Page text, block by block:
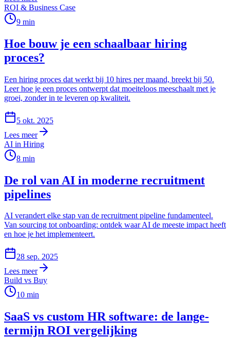
ROI & Business Case
9 min
Hoe bouw je een schaalbaar hiring
proces?
Een hiring proces dat werkt bij 10 hires per maand, breekt bij 50.
Leer hoe je een proces ontwerpt dat moeiteloos meeschaalt met je
groei, zonder in te leveren op kwaliteit.
5 okt. 2025
Lees meer
AI in Hiring
8 min
De rol van AI in moderne recruitment
pipelines
AI verandert elke stap van de recruitment pipeline fundamenteel.
Van sourcing tot onboarding: ontdek waar AI de meeste impact heeft
en hoe je het implementeert.
28 sep. 2025
Lees meer
Build vs Buy
10 min
SaaS vs custom HR software: de lange-
termijn ROI vergelijking